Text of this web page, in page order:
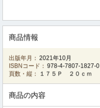
商品情報
出版年月： 2021年10月
ISBNコード： 978-4-7807-1827-0
頁数・縦：
１７５Ｐ ２０ｃｍ
商品の内容